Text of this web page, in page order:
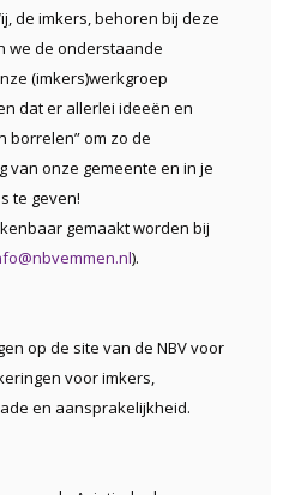
de imkers, behoren bij deze
we de onderstaande
(imkers)werkgroep
dat er allerlei ideeën en
borrelen” om zo de
van onze gemeente en in je
te geven!
gemaakt worden bij
).
op de site van de NBV voor
voor imkers,
en aansprakelijkheid.